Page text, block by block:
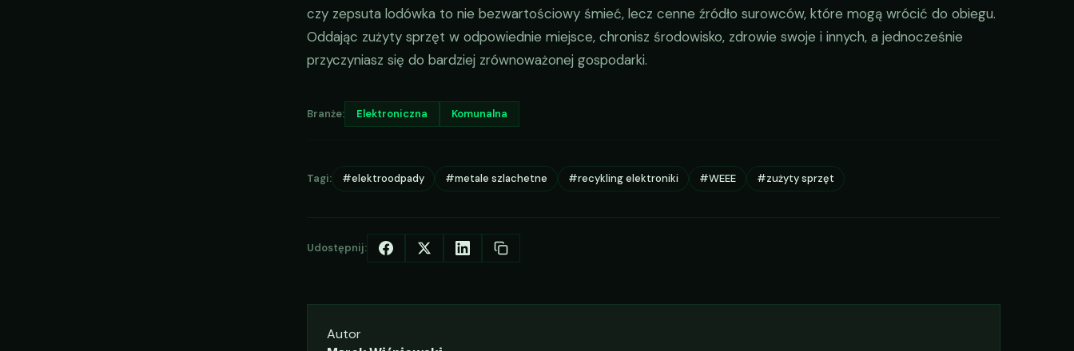
czy zepsuta lodówka to nie bezwartościowy śmieć, lecz cenne źródło surowców, które mogą wrócić do obiegu.
Oddając zużyty sprzęt w odpowiednie miejsce, chronisz środowisko, zdrowie swoje i innych, a jednocześnie
przyczyniasz się do bardziej zrównoważonej gospodarki.
Branże: Elektroniczna Komunalna
Tagi: #elektroodpady #metale szlachetne #recykling elektroniki #WEEE #zużyty sprzęt
Udostępnij:
Autor